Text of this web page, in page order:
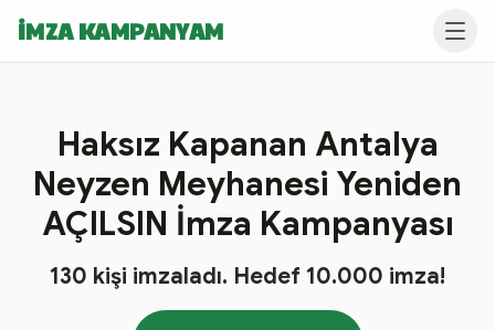
İMZA KAMPANYAM
Haksız Kapanan Antalya
Neyzen Meyhanesi Yeniden
AÇILSIN İmza Kampanyası
130 kişi imzaladı. Hedef 10.000 imza!